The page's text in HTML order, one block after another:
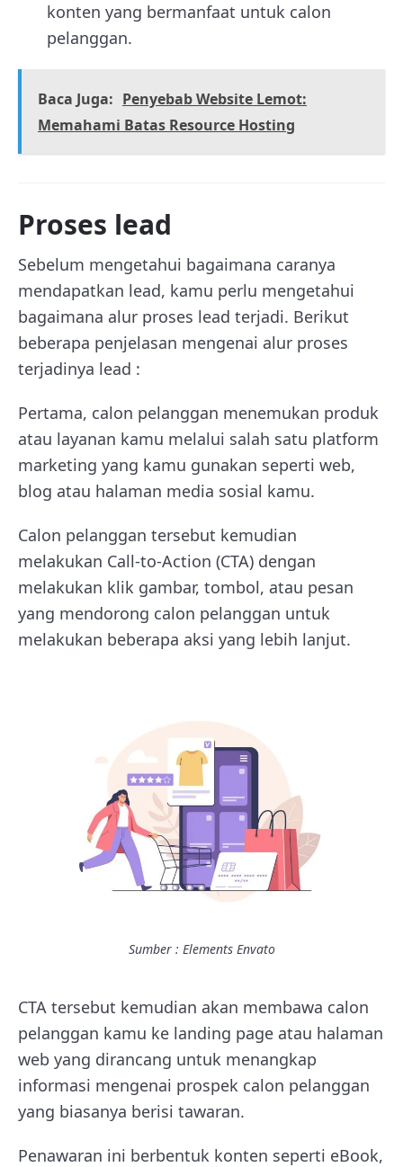
konten yang bermanfaat untuk calon
pelanggan.
Baca Juga: Penyebab Website Lemot:
Memahami Batas Resource Hosting
Proses lead
Sebelum mengetahui bagaimana caranya
mendapatkan lead, kamu perlu mengetahui
bagaimana alur proses lead terjadi. Berikut
beberapa penjelasan mengenai alur proses
terjadinya lead :
Pertama, calon pelanggan menemukan produk
atau layanan kamu melalui salah satu platform
marketing yang kamu gunakan seperti web,
blog atau halaman media sosial kamu.
Calon pelanggan tersebut kemudian
melakukan Call-to-Action (CTA) dengan
melakukan klik gambar, tombol, atau pesan
yang mendorong calon pelanggan untuk
melakukan beberapa aksi yang lebih lanjut.
Sumber : Elements Envato
CTA tersebut kemudian akan membawa calon
pelanggan kamu ke landing page atau halaman
web yang dirancang untuk menangkap
informasi mengenai prospek calon pelanggan
yang biasanya berisi tawaran.
Penawaran ini berbentuk konten seperti eBook,